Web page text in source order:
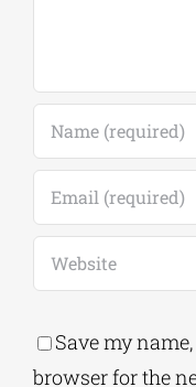
Save my
browser for the